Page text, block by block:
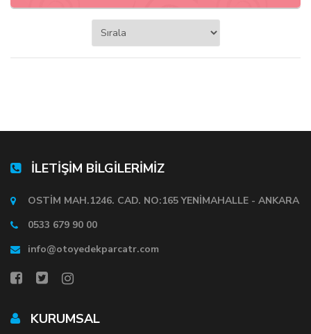
İLETİŞİM BİLGİLERİMİZ
OSTİM MAH.1246. CAD. NO:165 YENİMAHALLE - ANKARA
0533 679 90 00
info@otoyedekparcatr.com
KURUMSAL